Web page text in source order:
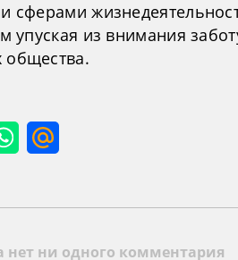
сферами
упуская из внимания
нет ни одного комментария